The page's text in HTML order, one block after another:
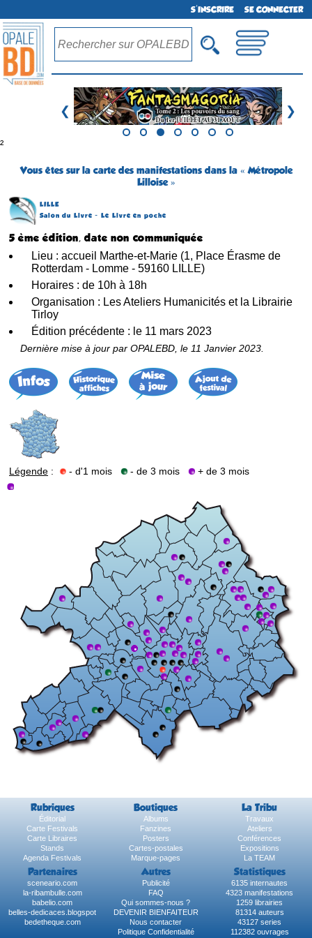
S'INSCRIRE SE CONNECTER
❮ ❯
²
Vous êtes sur la carte des manifestations dans la « Métropole
Lilloise »
LILLE
Salon du Livre - Le Livre en poche
5 ème édition, date non communiquée
Lieu : accueil Marthe-et-Marie (1, Place Érasme de
Rotterdam - Lomme - 59160 LILLE)
Horaires : de 10h à 18h
Organisation : Les Ateliers Humanicités et la Librairie
Tirloy
Édition précédente : le 11 mars 2023
Dernière mise à jour par OPALEBD, le 11 Janvier 2023.
Légende : - d'1 mois - de 3 mois + de 3 mois
Rubriques Boutiques La Tribu
Éditorial Albums
Travaux
Carte Festivals
Fanzines
Ateliers
Carte Libraires
Posters
Conférences
Stands
Cartes-postales
Expositions
Agenda Festivals
Marque-pages La TEAM
Partenaires Autres Statistiques
sceneario.com Publicité
6135 internautes
la-ribambulle.com
FAQ
4323 manifestations
babelio.com
Qui sommes-nous ?
1259 librairies
belles-dedicaces.blogspot
DEVENIR BIENFAITEUR
81314 auteurs
bedetheque.com
Nous contacter
43127 series
Politique Confidentialité
112382 ouvrages